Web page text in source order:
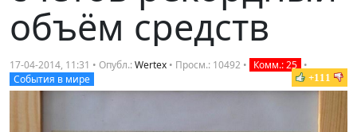
объём средств
17-04-2014, 11:31 • Опубл.:Wertex • Просм.: 10492 • Комм.: 25 •
События в мире
+111